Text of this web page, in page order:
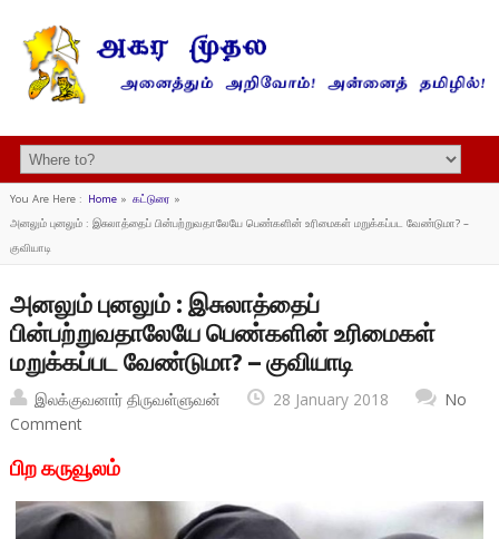
You Are Here : Home» கட்டுரை »
அனலும் புனலும் : இசுலாத்தைப் பின்பற்றுவதாலேயே பெண்களின் உரிமைகள் மறுக்கப்பட வேண்டுமா? –
குவியாடி
அனலும் புனலும் : இசுலாத்தைப்
பின்பற்றுவதாலேயே பெண்களின் உரிமைகள்
மறுக்கப்பட வேண்டுமா? – குவியாடி
இலக்குவனார் திருவள்ளுவன் 28 January 2018
No
Comment
பிற கருவூலம்